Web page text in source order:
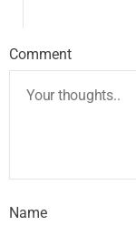
Comment
Name